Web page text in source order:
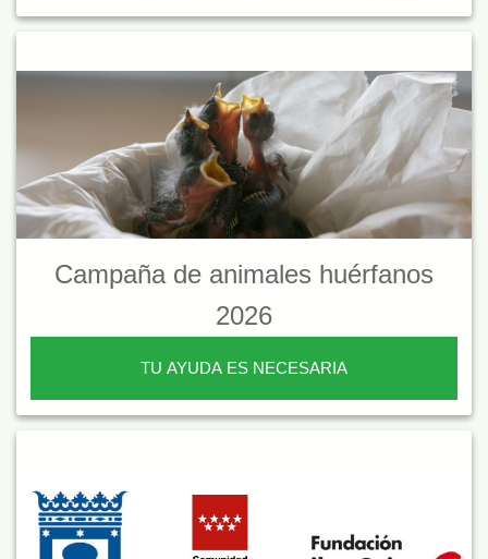
Campaña de animales huérfanos
2026
TU AYUDA ES NECESARIA